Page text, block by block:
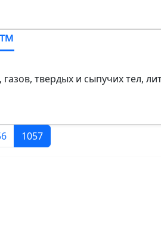
твердых и сыпучих тел,
1057